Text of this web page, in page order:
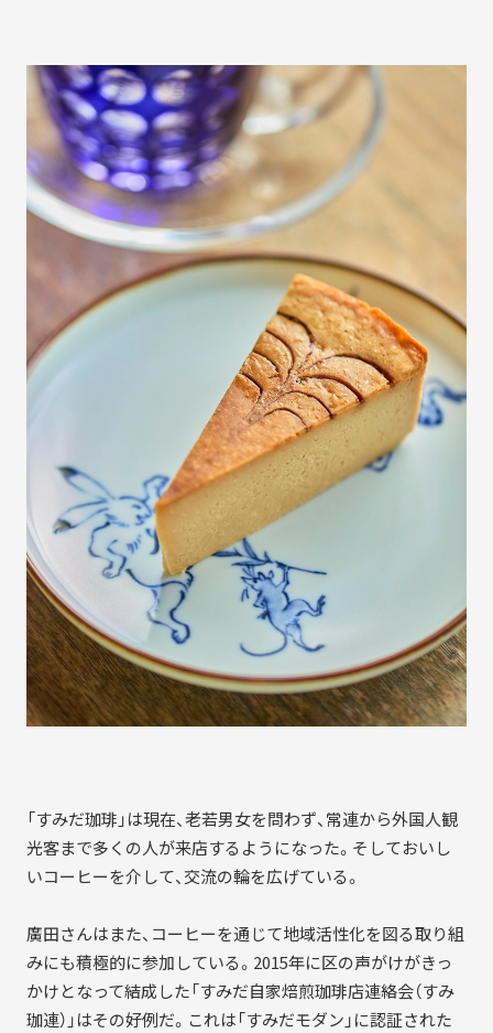
「すみだ珈琲」は現在、老若男女を問わず、常連から外国人観
光客まで多くの人が来店するようになった。そしておいし
いコーヒーを介して、交流の輪を広げている。
廣田さんはまた、コーヒーを通じて地域活性化を図る取り組
みにも積極的に参加している。2015年に区の声がけがきっ
かけとなって結成した「すみだ自家焙煎珈琲店連絡会（すみ
珈連）」はその好例だ。これは「すみだモダン」に認証された